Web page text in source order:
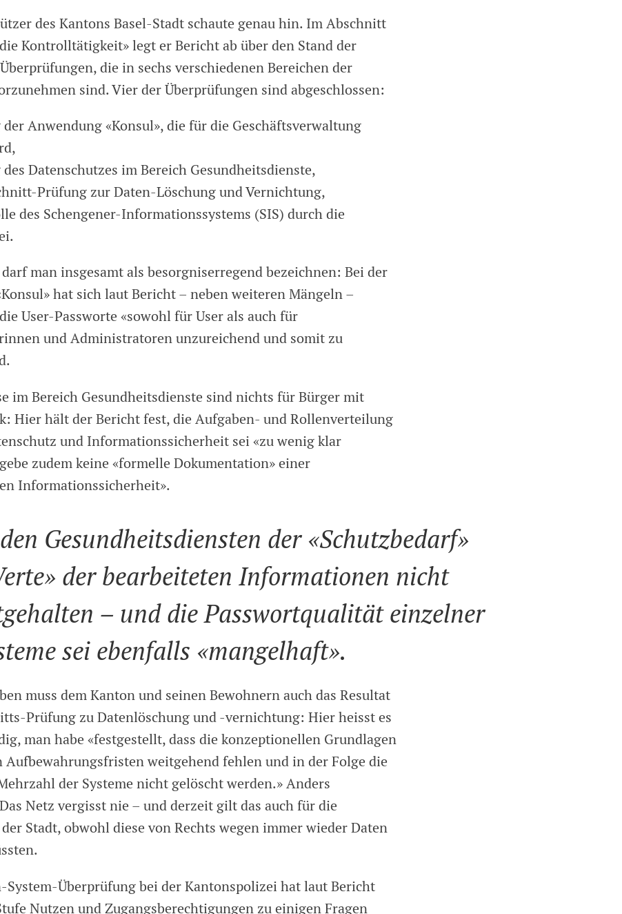
des Kantons Basel-Stadt schaute genau hin. Im Abschnitt
Kontrolltätigkeit» legt er Bericht ab über den Stand der
die in sechs verschiedenen Bereichen der
sind. Vier der Überprüfungen sind abgeschlossen:
Anwendung «Konsul», die für die Geschäftsverwaltung
Datenschutzes im Bereich Gesundheitsdienste,
Prüfung zur Daten-Löschung und Vernichtung,
des Schengener-Informationssystems (SIS) durch die
man insgesamt als besorgniserregend bezeichnen: Bei der
hat sich laut Bericht – neben weiteren Mängeln –
User-Passworte «sowohl für User als auch für
und Administratoren unzureichend und somit zu
im Bereich Gesundheitsdienste sind nichts für Bürger mit
Hier hält der Bericht fest, die Aufgaben- und Rollenverteilung
und Informationssicherheit sei «zu wenig klar
zudem keine «formelle Dokumentation» einer
Informationssicherheit».
Gesundheitsdiensten der «Schutzbedarf»
der bearbeiteten Informationen nicht
– und die Passwortqualität einzelner
sei ebenfalls «mangelhaft».
muss dem Kanton und seinen Bewohnern auch das Resultat
Prüfung zu Datenlöschung und -vernichtung: Hier heisst es
man habe «festgestellt, dass die konzeptionellen Grundlagen
Aufbewahrungsfristen weitgehend fehlen und in der Folge die
der Systeme nicht gelöscht werden.» Anders
Netz vergisst nie – und derzeit gilt das auch für die
Stadt, obwohl diese von Rechts wegen immer wieder Daten
System-Überprüfung bei der Kantonspolizei hat laut Bericht
Nutzen und Zugangsberechtigungen zu einigen Fragen